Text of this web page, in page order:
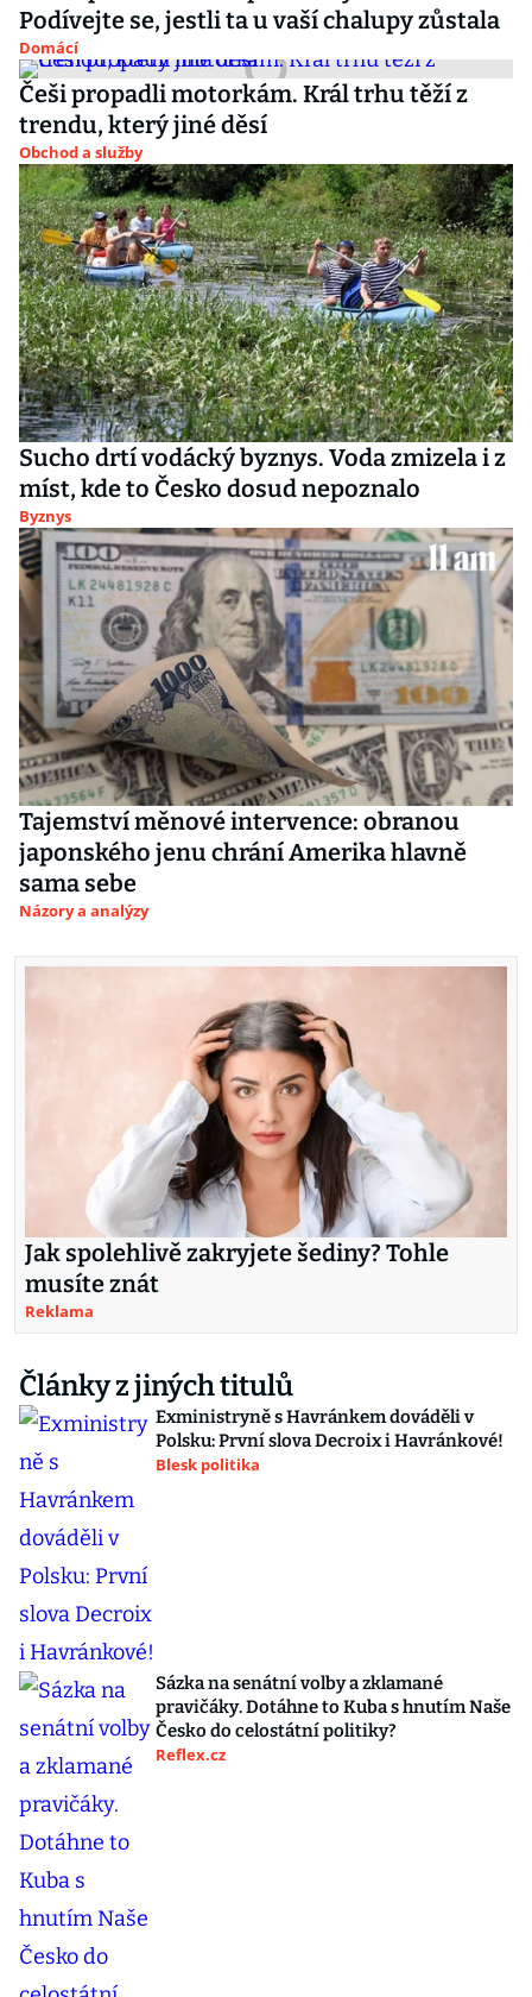
Podívejte se, jestli ta u vaší chalupy zůstala
Domácí
Češi propadli motorkám. Král trhu těží z
trendu, který jiné děsí
Obchod a služby
Sucho drtí vodácký byznys. Voda zmizela i z
míst, kde to Česko dosud nepoznalo
Byznys
Tajemství měnové intervence: obranou
japonského jenu chrání Amerika hlavně
sama sebe
Názory a analýzy
Jak spolehlivě zakryjete šediny? Tohle
musíte znát
Reklama
Články z jiných titulů
Exministryně s Havránkem dováděli v
Polsku: První slova Decroix i Havránkové!
Blesk politika
Sázka na senátní volby a zklamané
pravičáky. Dotáhne to Kuba s hnutím Naše
Česko do celostátní politiky?
Reflex.cz